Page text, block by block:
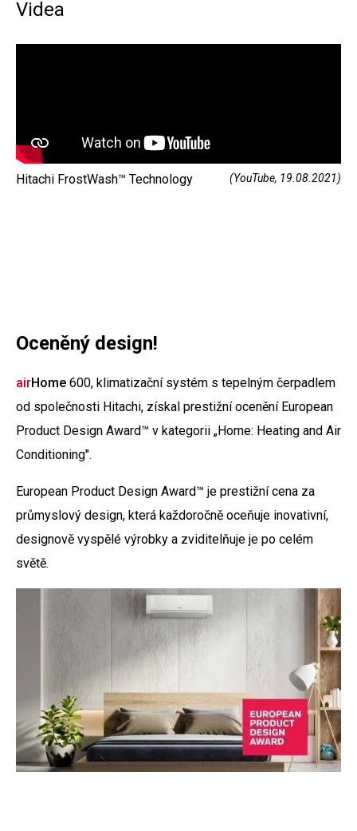
Videa
Hitachi FrostWash™ Technology (YouTube, 19.08.2021)
Oceněný design!
airHome 600, klimatizační systém s tepelným čerpadlem
od společnosti Hitachi, získal prestižní ocenění European
Product Design Award™ v kategorii „Home: Heating and Air
Conditioning".
European Product Design Award™ je prestižní cena za
průmyslový design, která každoročně oceňuje inovativní,
designově vyspělé výrobky a zviditelňuje je po celém
světě.